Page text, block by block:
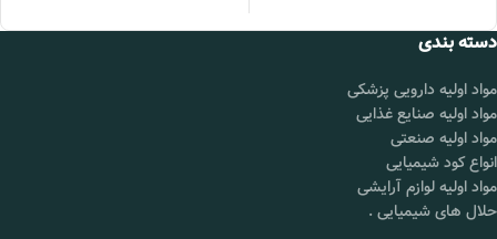
شناسه
محصول
۹۰۰۰-۷۰-۸
نام‌های
دیگر
E441
شکل
ظاهری
گرید
خوراکی، دارویی
کشور تولید
ترکیه، ایتالیا
دسته بندی
مواد اولیه دارویی پزشکی
مواد اولیه صنایع غذایی
مواد اولیه صنعتی
انواع کود شیمیایی
مواد اولیه لوازم آرایشی
حلال های شیمیایی .